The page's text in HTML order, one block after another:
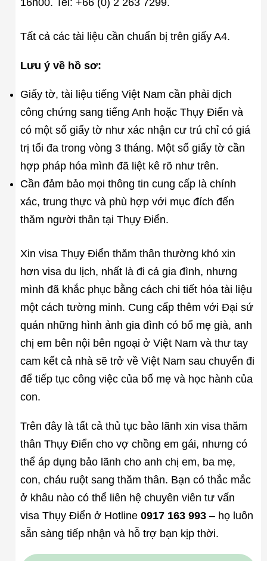
Tất cả các tài liệu cần chuẩn bị trên giấy A4.
Lưu ý về hồ sơ:
Giấy tờ, tài liệu tiếng Việt Nam cần phải dịch
công chứng sang tiếng Anh hoặc Thụy Điển và
có một số giấy tờ như xác nhận cư trú chỉ có giá
trị tối đa trong vòng 3 tháng. Một số giấy tờ cần
hợp pháp hóa mình đã liệt kê rõ như trên.
Cần đảm bảo mọi thông tin cung cấp là chính
xác, trung thực và phù hợp với mục đích đến
thăm người thân tại Thụy Điển.
Xin visa Thụy Điển thăm thân thường khó xin
hơn visa du lịch, nhất là đi cả gia đình, nhưng
mình đã khắc phục bằng cách chi tiết hóa tài liệu
một cách tường minh. Cung cấp thêm với Đại sứ
quán những hình ảnh gia đình có bố mẹ già, anh
chị em bên nội bên ngoại ở Việt Nam và thư tay
cam kết cả nhà sẽ trở về Việt Nam sau chuyến đi
để tiếp tục công việc của bố mẹ và học hành của
con.
Trên đây là tất cả thủ tục bảo lãnh xin visa thăm
thân Thụy Điển cho vợ chồng em gái, nhưng có
thể áp dụng bảo lãnh cho anh chị em, ba mẹ,
con, cháu ruột sang thăm thân. Bạn có thắc mắc
ở khâu nào có thể liên hệ chuyên viên tư vấn
visa Thụy Điển ở Hotline 0917 163 993– họ luôn
sẵn sàng tiếp nhận và hỗ trợ bạn kịp thời.